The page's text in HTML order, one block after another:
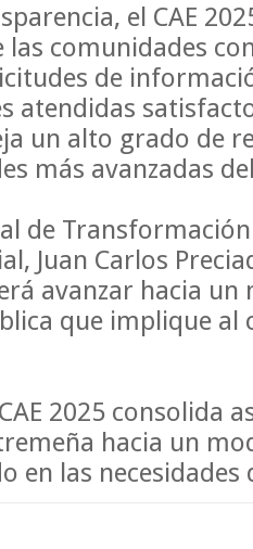
el CAE
comunidades
de
atendidas
un alto grado de
más avanzadas
de
Juan Carlos
avanzar hacia un
que implique al
2025 consolida
hacia un
en las